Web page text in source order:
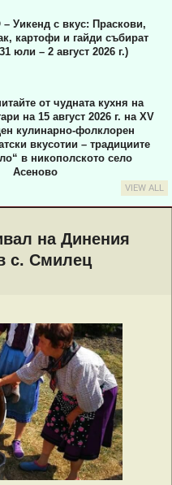
Уикенд с вкус: Праскови,
картофи и гайди събират
юли – 2 август 2026 г.)
от чудната кухня на
на 15 август 2026 г. на XV
кулинарно-фолклорен
вкусотии – традициите
в никополското село
Асеново
VIEW ALL
на Динения
с. Смилец